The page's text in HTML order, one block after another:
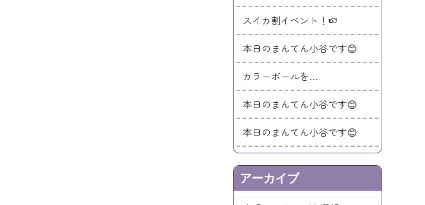
スイカ割イベント！🍉
本日のまんてん小谷です😊
カラーボールを…
本日のまんてん小谷です😊
本日のまんてん小谷です😊
アーカイブ